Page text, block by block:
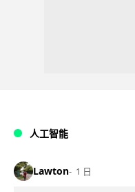
人工智能
Lawton 1 日